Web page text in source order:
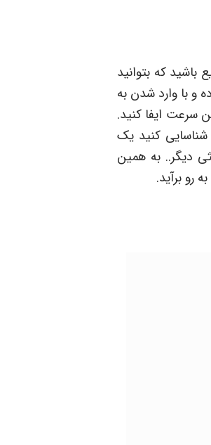
که بتوانید
و با وارد شدن به
سرعت ایفا کنید.
کنید یک
دیگر.. به همین
رو برآید.